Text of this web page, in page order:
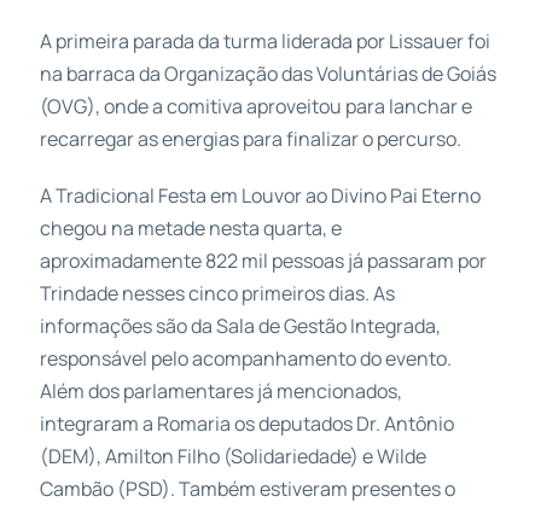
A primeira parada da turma liderada por Lissauer foi
na barraca da Organização das Voluntárias de Goiás
(OVG), onde a comitiva aproveitou para lanchar e
recarregar as energias para finalizar o percurso.
A Tradicional Festa em Louvor ao Divino Pai Eterno
chegou na metade nesta quarta, e
aproximadamente 822 mil pessoas já passaram por
Trindade nesses cinco primeiros dias. As
informações são da Sala de Gestão Integrada,
responsável pelo acompanhamento do evento.
Além dos parlamentares já mencionados,
integraram a Romaria os deputados Dr. Antônio
(DEM), Amilton Filho (Solidariedade) e Wilde
Cambão (PSD). Também estiveram presentes o